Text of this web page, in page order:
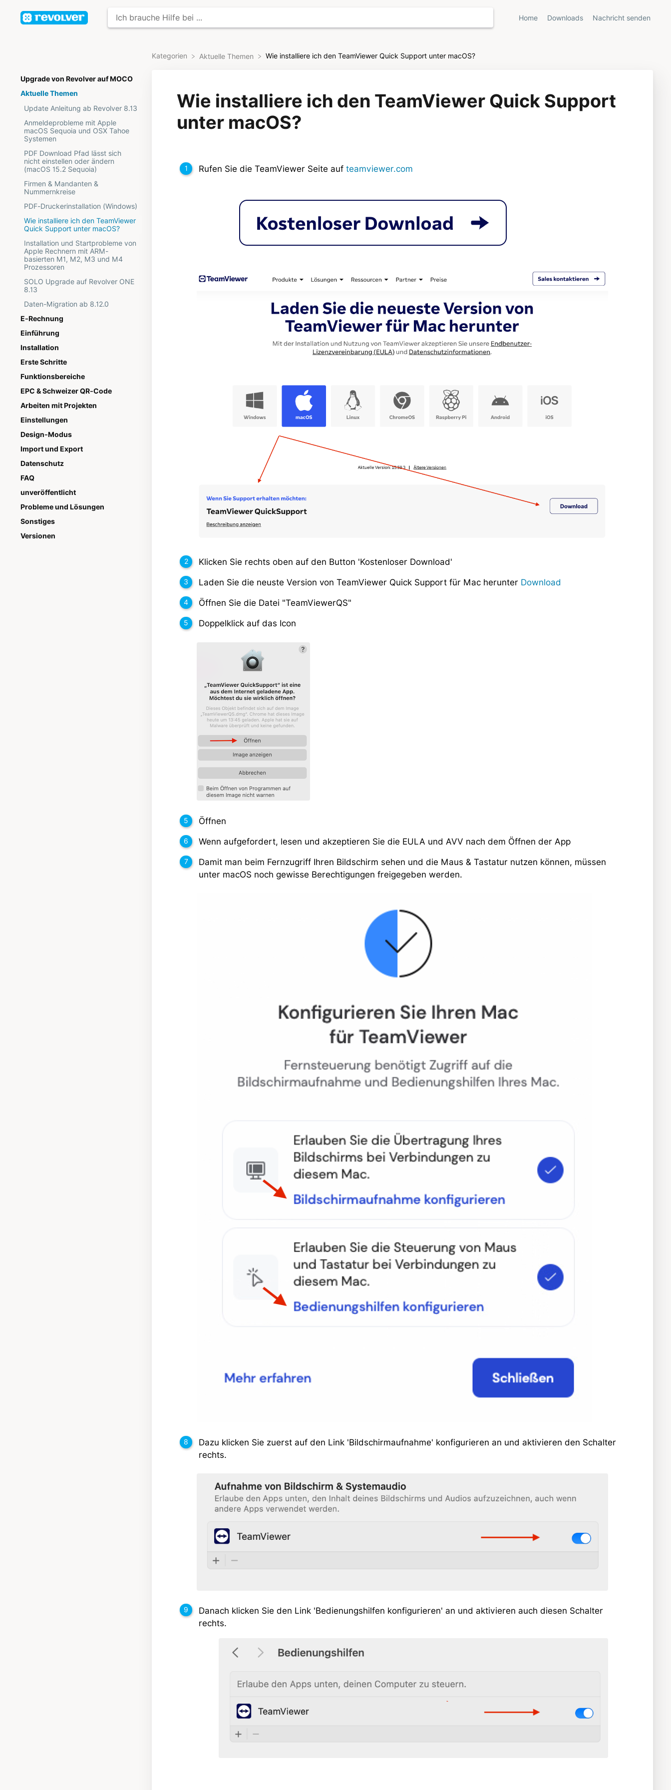
Home Downloads Nachricht senden
Upgrade von Revolver auf MOCO
Aktuelle Themen
Update Anleitung ab Revolver 8.13
Anmeldeprobleme mit Apple
macOS Sequoia und OSX Tahoe
Systemen
PDF Download Pfad lässt sich
nicht einstellen oder ändern
(macOS 15.2 Sequoia)
Firmen & Mandanten &
Nummernkreise
PDF-Druckerinstallation (Windows)
Wie installiere ich den TeamViewer
Quick Support unter macOS?
Installation und Startprobleme von
Apple Rechnern mit ARM-
basierten M1, M2, M3 und M4
Prozessoren
SOLO Upgrade auf Revolver ONE
8.13
Daten-Migration ab 8.12.0
E-Rechnung
Einführung
Installation
Erste Schritte
Funktionsbereiche
EPC & Schweizer QR-Code
Arbeiten mit Projekten
Einstellungen
Design-Modus
Import und Export
Datenschutz
FAQ
unveröffentlicht
Probleme und Lösungen
Sonstiges
Versionen
Kategorien ​Aktuelle Themen Wie installiere ich den TeamViewer Quick Support unter macOS?
Wie installiere ich den TeamViewer Quick Support
unter macOS?
Rufen Sie die TeamViewer Seite auf teamviewer.com
Klicken Sie rechts oben auf den Button 'Kostenloser Download'
Laden Sie die neuste Version von TeamViewer Quick Support für Mac herunter Download
Öffnen Sie die Datei "TeamViewerQS"
Doppelklick auf das Icon
Öffnen
Wenn aufgefordert, lesen und akzeptieren Sie die EULA und AVV nach dem Öffnen der App
Damit man beim Fernzugriff Ihren Bildschirm sehen und die Maus & Tastatur nutzen können, müssen
unter macOS noch gewisse Berechtigungen freigegeben werden.
Dazu klicken Sie zuerst auf den Link 'Bildschirmaufnahme' konfigurieren an und aktivieren den Schalter
rechts.
Danach klicken Sie den Link 'Bedienungshilfen konfigurieren' an und aktivieren auch diesen Schalter
rechts.